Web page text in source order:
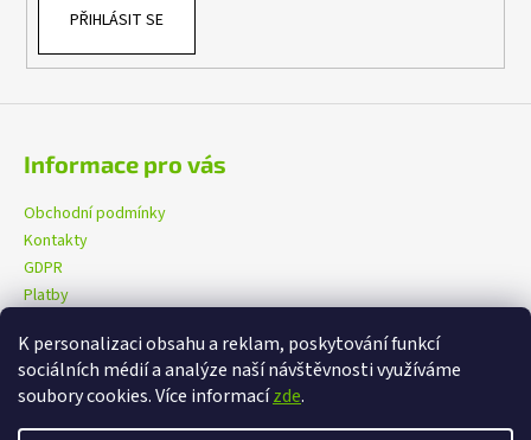
K personalizaci obsahu a reklam, poskytování funkcí
sociálních médií a analýze naší návštěvnosti využíváme
soubory cookies. Více informacízde.
PŘIHLÁSIT SE
Informace pro vás
Obchodní podmínky
Kontakty
GDPR
Platby
eXtrem-audio na facebooku eXtrem-audio na Instagramu